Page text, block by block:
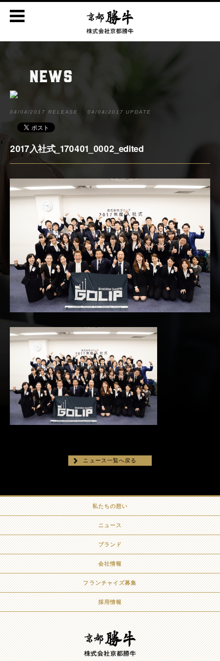
NEWS
04/04/2017 RELEASE 04/04/2017 UPDATE
2017入社式_170401_0002_edited
ニュース一覧へ戻る
私たちの想い
ニュース
ブランド
会社情報
フランチャイズ募集
採用情報